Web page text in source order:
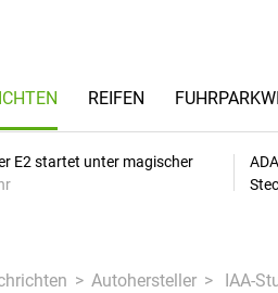
REIFEN
E2 startet unter magischer
Autohersteller IAA-